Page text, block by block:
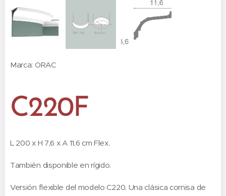
Marca: ORAC
C220F
L 200 x H 7,6 x A 11,6 cm Flex.
También disponible en rígido.
Versión flexible del modelo C220. Una clásica cornisa de